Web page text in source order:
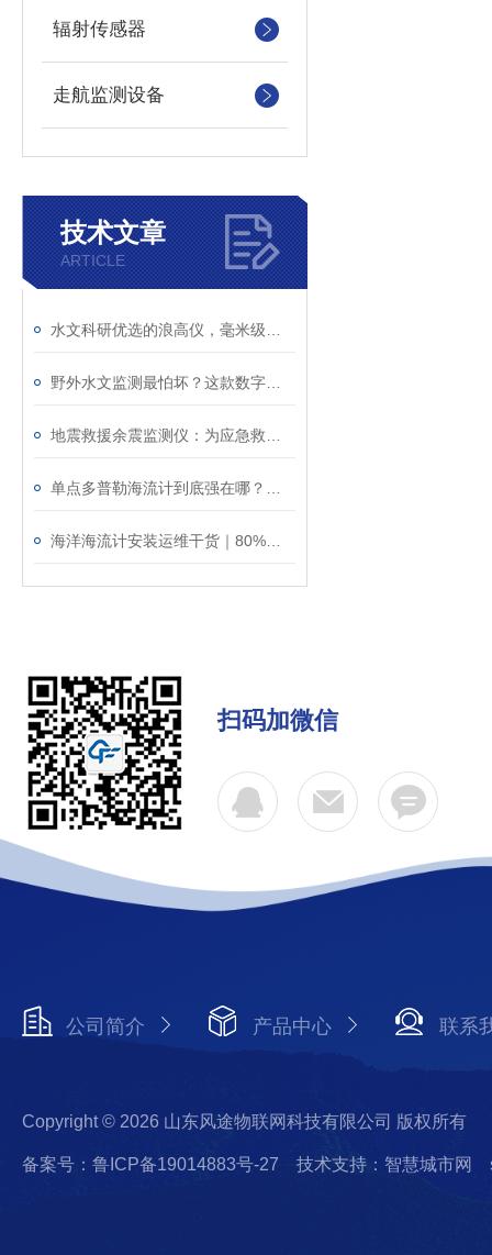
辐射传感器
走航监测设备
技术文章
ARTICLE
扫码加微信
公司简介 产品中心 联系
Copyright © 2026 山东风途物联网科技有限公司 版权所有
备案号：鲁ICP备19014883号-27 技术支持：智慧城市网